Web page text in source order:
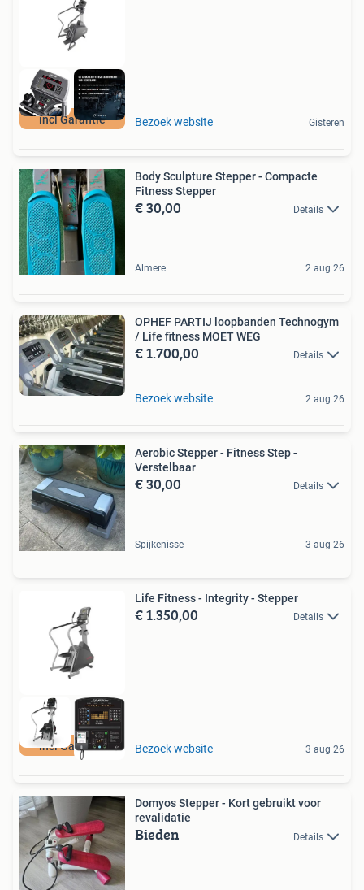
incl Garantie Bezoek website Gisteren
Body Sculpture Stepper - Compacte
Fitness Stepper
€ 30,00 Details
Almere 2 aug 26
OPHEF PARTIJ loopbanden Technogym
/ Life fitness MOET WEG
€ 1.700,00 Details
Bezoek website 2 aug 26
Aerobic Stepper - Fitness Step -
Verstelbaar
€ 30,00 Details
Spijkenisse 3 aug 26
incl Garantie
Life Fitness - Integrity - Stepper
€ 1.350,00 Details
Bezoek website 3 aug 26
Domyos Stepper - Kort gebruikt voor
revalidatie
Bieden Details